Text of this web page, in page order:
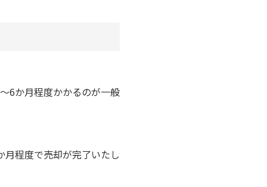
6か月程度かかるのが一般
程度で売却が完了いたし